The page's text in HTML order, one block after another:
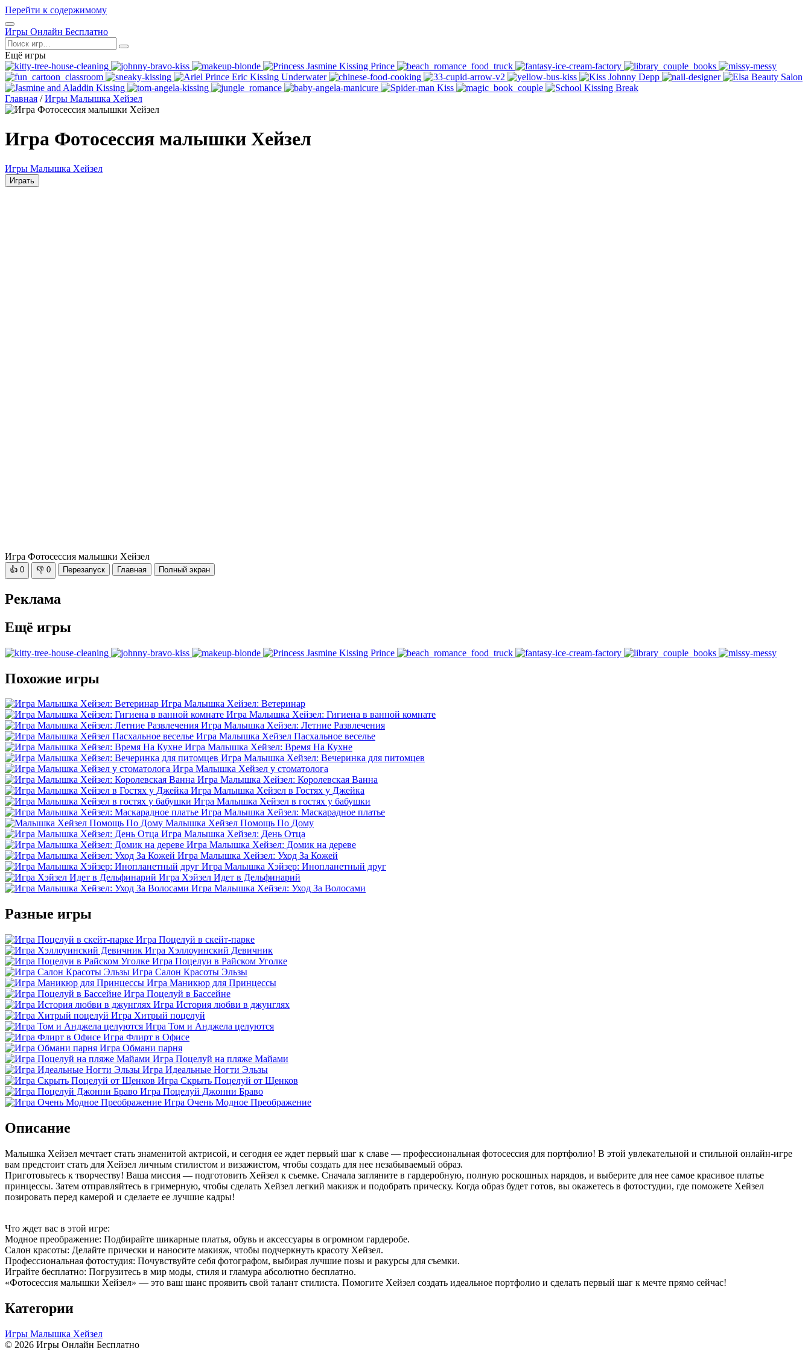
Перейти к содержимому
Открыть
меню
Игры Онлайн Бесплатно
Поиск
Ещё игры
Главная / Игры Малышка Хейзел
Игра Фотосессия малышки Хейзел
Игры Малышка Хейзел
Играть
Игра Фотосессия малышки Хейзел
👍 0 👎 0 Перезапуск Главная Полный экран
Реклама
Ещё игры
Похожие игры
Игра Малышка Хейзел: Ветеринар
Игра Малышка Хейзел: Гигиена в ванной комнате
Игра Малышка Хейзел: Летние Развлечения
Игра Малышка Хейзел Пасхальное веселье
Игра Малышка Хейзел: Время На Кухне
Игра Малышка Хейзел: Вечеринка для питомцев
Игра Малышка Хейзел у стоматолога
Игра Малышка Хейзел: Королевская Ванна
Игра Малышка Хейзел в Гостях у Джейка
Игра Малышка Хейзел в гостях у бабушки
Игра Малышка Хейзел: Маскарадное платье
Малышка Хейзел Помощь По Дому
Игра Малышка Хейзел: День Отца
Игра Малышка Хейзел: Домик на дереве
Игра Малышка Хейзел: Уход За Кожей
Игра Малышка Хэйзер: Инопланетный друг
Игра Хэйзел Идет в Дельфинарий
Игра Малышка Хейзел: Уход За Волосами
Разные игры
Игра Поцелуй в скейт-парке
Игра Хэллоуинский Девичник
Игра Поцелуи в Райском Уголке
Игра Салон Красоты Эльзы
Игра Маникюр для Принцессы
Игра Поцелуй в Бассейне
Игра История любви в джунглях
Игра Хитрый поцелуй
Игра Том и Анджела целуются
Игра Флирт в Офисе
Игра Обмани парня
Игра Поцелуй на пляже Майами
Игра Идеальные Ногти Эльзы
Игра Скрыть Поцелуй от Щенков
Игра Поцелуй Джонни Браво
Игра Очень Модное Преображение
Описание
Малышка Хейзел мечтает стать знаменитой актрисой, и сегодня ее ждет первый шаг к славе — профессиональная фотосессия для портфолио! В этой увлекательной и стильной онлайн-игре
вам предстоит стать для Хейзел личным стилистом и визажистом, чтобы создать для нее незабываемый образ.
Приготовьтесь к творчеству! Ваша миссия — подготовить Хейзел к съемке. Сначала загляните в гардеробную, полную роскошных нарядов, и выберите для нее самое красивое платье
принцессы. Затем отправляйтесь в гримерную, чтобы сделать Хейзел легкий макияж и подобрать прическу. Когда образ будет готов, вы окажетесь в фотостудии, где поможете Хейзел
позировать перед камерой и сделаете ее лучшие кадры!
Что ждет вас в этой игре:
Модное преображение: Подбирайте шикарные платья, обувь и аксессуары в огромном гардеробе.
Салон красоты: Делайте прически и наносите макияж, чтобы подчеркнуть красоту Хейзел.
Профессиональная фотостудия: Почувствуйте себя фотографом, выбирая лучшие позы и ракурсы для съемки.
Играйте бесплатно: Погрузитесь в мир моды, стиля и гламура абсолютно бесплатно.
«Фотосессия малышки Хейзел» — это ваш шанс проявить свой талант стилиста. Помогите Хейзел создать идеальное портфолио и сделать первый шаг к мечте прямо сейчас!
Категории
Игры Малышка Хейзел
© 2026 Игры Онлайн Бесплатно